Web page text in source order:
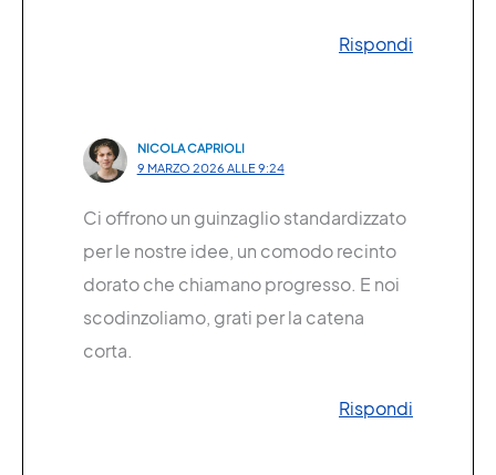
Rispondi
NICOLA CAPRIOLI
9 MARZO 2026 ALLE 9:24
Ci offrono un guinzaglio standardizzato
per le nostre idee, un comodo recinto
dorato che chiamano progresso. E noi
scodinzoliamo, grati per la catena
corta.
Rispondi